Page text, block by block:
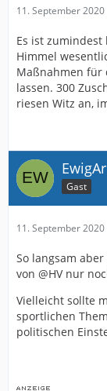
11. September
Es ist
Himmel
Maßnahmen für
lassen. 300
riesen Witz an,
Gast
11. September
So langsam
von @HV nur
Vielleicht sollte
sportlichen
politischen